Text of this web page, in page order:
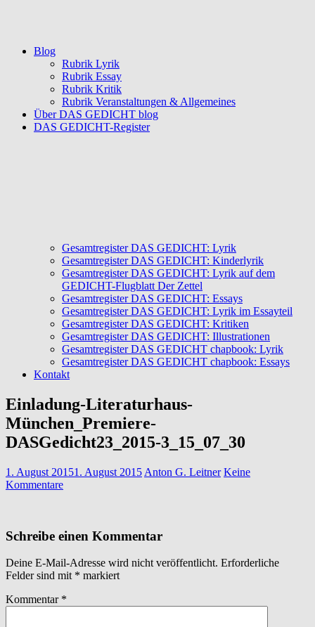
Blog
Rubrik Lyrik
Rubrik Essay
Rubrik Kritik
Rubrik Veranstaltungen & Allgemeines
Über DAS GEDICHT blog
DAS GEDICHT-Register
Gesamtregister DAS GEDICHT: Lyrik
Gesamtregister DAS GEDICHT: Kinderlyrik
Gesamtregister DAS GEDICHT: Lyrik auf dem
GEDICHT-Flugblatt Der Zettel
Gesamtregister DAS GEDICHT: Essays
Gesamtregister DAS GEDICHT: Lyrik im Essayteil
Gesamtregister DAS GEDICHT: Kritiken
Gesamtregister DAS GEDICHT: Illustrationen
Gesamtregister DAS GEDICHT chapbook: Lyrik
Gesamtregister DAS GEDICHT chapbook: Essays
Kontakt
Einladung-Literaturhaus-
München_Premiere-
DASGedicht23_2015-3_15_07_30
1. August 20151. August 2015 Anton G. Leitner Keine
Kommentare
Schreibe einen Kommentar
Deine E-Mail-Adresse wird nicht veröffentlicht. Erforderliche
Felder sind mit * markiert
Kommentar *